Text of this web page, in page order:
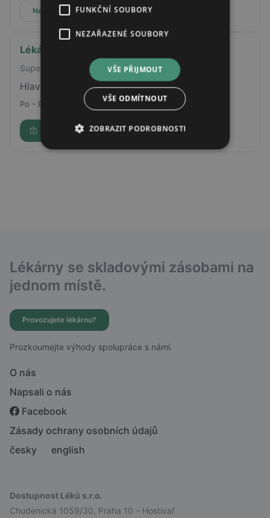
Nepřijímá online rezervace
Lékárna AVE
Supermarket ALBERT
Hlavní 1485, Frýdlant nad Ostravicí, 73911
Po - Pá 08:00 - 18:00
Rezervovat
Lékárny se skladovými zásobami na
jednom místě.
Provozujete lékárnu?
Prozkoumejte výhody spolupráce s námi.
O nás
Napsali o nás
Facebook
Zásady ochrany osobních údajů
česky
english
Dostupnost Léků s.r.o.
Chudenická 1059/30, Praha 10 – Hostivař
FUNKČNÍ SOUBORY
NEZAŘAZENÉ SOUBORY
VŠE PŘIJMOUT
VŠE ODMÍTNOUT
ZOBRAZIT PODROBNOSTI